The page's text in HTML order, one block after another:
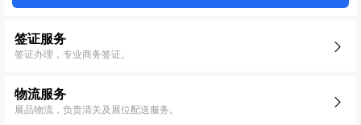
签证服务
签证办理，专业商务签证。
物流服务
展品物流，负责清关及展位配送服务。